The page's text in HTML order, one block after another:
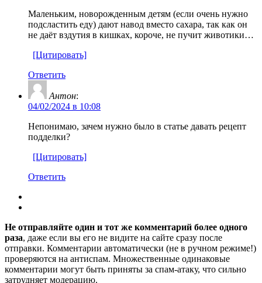
Маленьким, новорожденным детям (если очень нужно
подсластить еду) дают навод вместо сахара, так как он
не даёт вздутия в кишках, короче, не пучит животики…
[Цитировать]
Ответить
Антон:
04/02/2024 в 10:08
Непонимаю, зачем нужно было в статье давать рецепт
подделки?
[Цитировать]
Ответить
Не отправляйте один и тот же комментарий более одного
раза, даже если вы его не видите на сайте сразу после
отправки. Комментарии автоматически (не в ручном режиме!)
проверяются на антиспам. Множественные одинаковые
комментарии могут быть приняты за спам-атаку, что сильно
затрудняет модерацию.